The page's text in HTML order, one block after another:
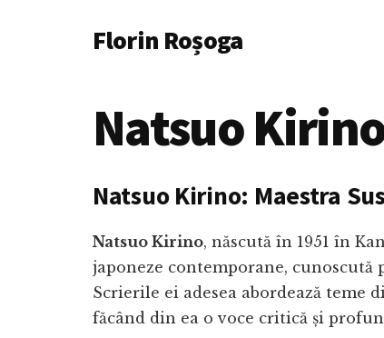
AdditionalFlorin Roșoga
Natsuo
Natsuo Kirino: Maestra
Natsuo Kirino, născută în 1951 în
japoneze contemporane, cunoscută
Scrierile ei adesea abordează teme
făcând din ea o voce critică și